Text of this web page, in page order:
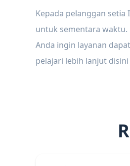
Kepada pelanggan
untuk sementara waktu.
Anda ingin layanan
pelajari lebih lanjut disini